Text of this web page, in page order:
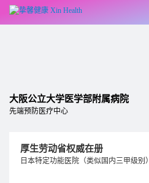
大阪公立大学医学部附属病院
先端预防医疗中心
厚生劳动省权威在册
日本特定功能医院（类似国内三甲级别）